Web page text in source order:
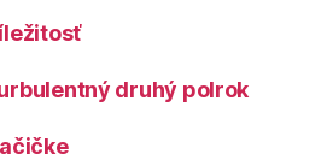
druhý polrok